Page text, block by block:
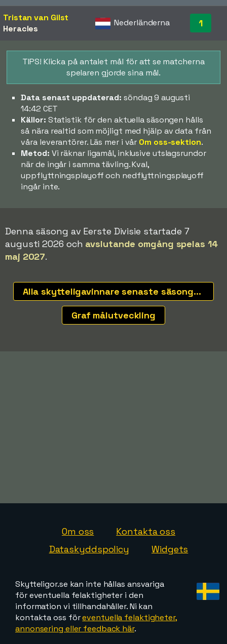
Tristan van Gilst
Heracles
Nederländerna 1
TIPS! Klicka på antalet mål för att se matcherna
spelaren gjorde sina mål.
Data senast uppdaterad: söndag 9 augusti
14:42 CET
Källor: Statistik för den aktuella säsongen hålls
så nära realtid som möjligt med hjälp av data från
våra leverantörer. Läs mer i vår Om oss-sektion.
Metod: Vi räknar ligamål, inklusive utslagsrundor
när de ingår i samma tävling. Kval,
uppflyttningsplayoff och nedflyttningsplayoff
ingår inte.
Denna säsong av Eerste Divisie startade 7
augusti 2026 och avslutande omgång spelas 14
maj 2027.
Alla skytteligavinnare senaste säsongerna
Graf målutveckling
Om oss
Kontakta oss
Dataskyddspolicy
Widgets
Skytteligor.se kan inte hållas ansvariga
för eventuella felaktigheter i den
information vi tillhandahåller. Ni kan
kontakta oss föreventuella felaktigheter,
annonsering eller feedback här.